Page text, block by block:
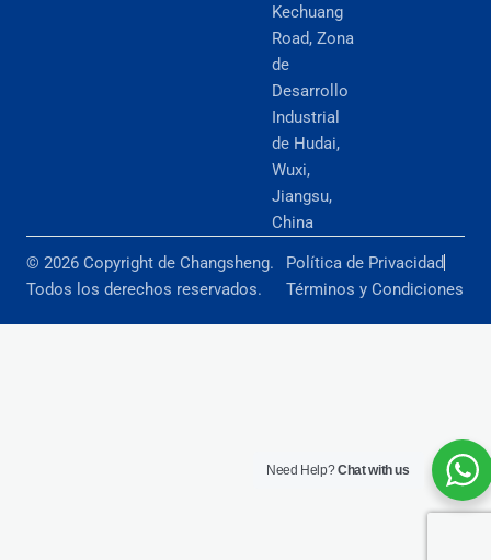
Kechuang
Road, Zona
de
Desarrollo
Industrial
de Hudai,
Wuxi,
Jiangsu,
China
© 2026 Copyright de Changsheng.
Todos los derechos reservados.
Política de Privacidad
Términos y Condiciones
Need Help?Chat with us